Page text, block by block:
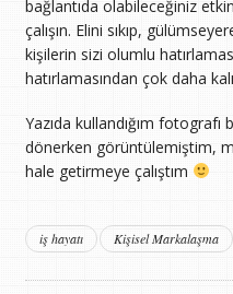
bağlantıda olabileceğiniz
çalışın. Elini sıkıp,
kişilerin sizi olumlu
hatırlamasından çok daha
Yazıda kullandığım
dönerken görüntülemiştim,
hale getirmeye çalıştım
iş hayatı Kişisel Markalaşma